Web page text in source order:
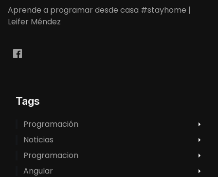
Aprende a programar desde casa #stayhome |
Leifer Méndez
Tags
Programación
Noticias
Programacion
Angular